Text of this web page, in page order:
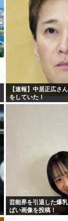
【速報】中居正広さ
をしていた！
芸能界を引退した爆
ぱい画像を投稿！